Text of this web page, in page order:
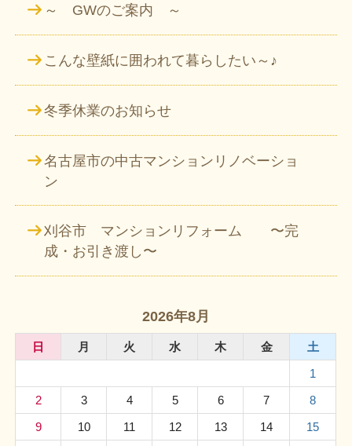
～ GWのご案内 ～
こんな壁紙に囲われて暮らしたい～♪
冬季休業のお知らせ
名古屋市の中古マンションリノベーショ
ン
刈谷市 マンションリフォーム 〜完
成・お引き渡し〜
2026年8月
日 月 火 水 木 金
土
1
2
3 4 5 6 7
8
9
10 11 12 13 14
15